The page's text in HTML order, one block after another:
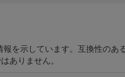
報を示しています。互換性のあ
ありません。